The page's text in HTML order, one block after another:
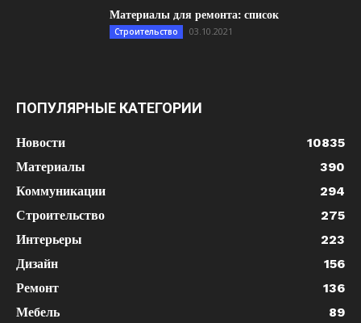
Материалы для ремонта: список
Строительство 03.10.2021
ПОПУЛЯРНЫЕ КАТЕГОРИИ
Новости
10835
Материалы
390
Коммуникации
294
Строительство
275
Интерьеры
223
Дизайн
156
Ремонт
136
Мебель
89